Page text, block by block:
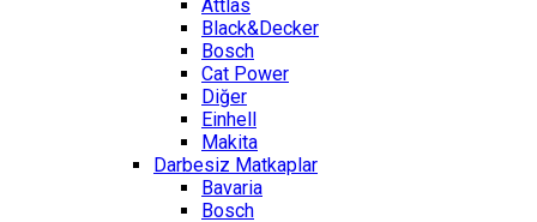
Attlas
Black&Decker
Bosch
Cat Power
Diğer
Einhell
Makita
Darbesiz Matkaplar
Bavaria
Bosch